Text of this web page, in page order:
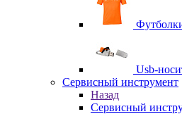
Usb-
Сервисный инструмент
Назад
Сервисный